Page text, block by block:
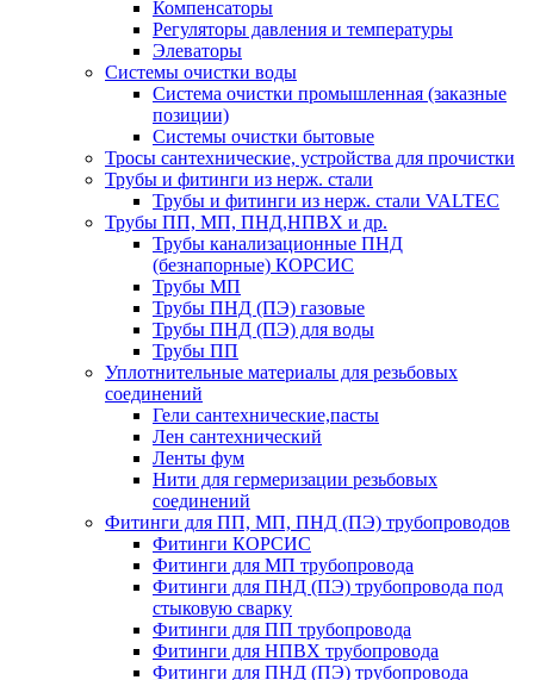
Компенсаторы
Регуляторы давления и температуры
Элеваторы
Системы очистки воды
Система очистки промышленная (заказные
позиции)
Системы очистки бытовые
Тросы сантехнические, устройства для прочистки
Трубы и фитинги из нерж. стали
Трубы и фитинги из нерж. стали VALTEC
Трубы ПП, МП, ПНД,НПВХ и др.
Трубы канализационные ПНД
(безнапорные) КОРСИС
Трубы МП
Трубы ПНД (ПЭ) газовые
Трубы ПНД (ПЭ) для воды
Трубы ПП
Уплотнительные материалы для резьбовых
соединений
Гели сантехнические,пасты
Лен сантехнический
Ленты фум
Нити для гермеризации резьбовых
соединений
Фитинги для ПП, МП, ПНД (ПЭ) трубопроводов
Фитинги КОРСИС
Фитинги для МП трубопровода
Фитинги для ПНД (ПЭ) трубопровода под
стыковую сварку
Фитинги для ПП трубопровода
Фитинги для НПВХ трубопровода
Фитинги для ПНД (ПЭ) трубопровода